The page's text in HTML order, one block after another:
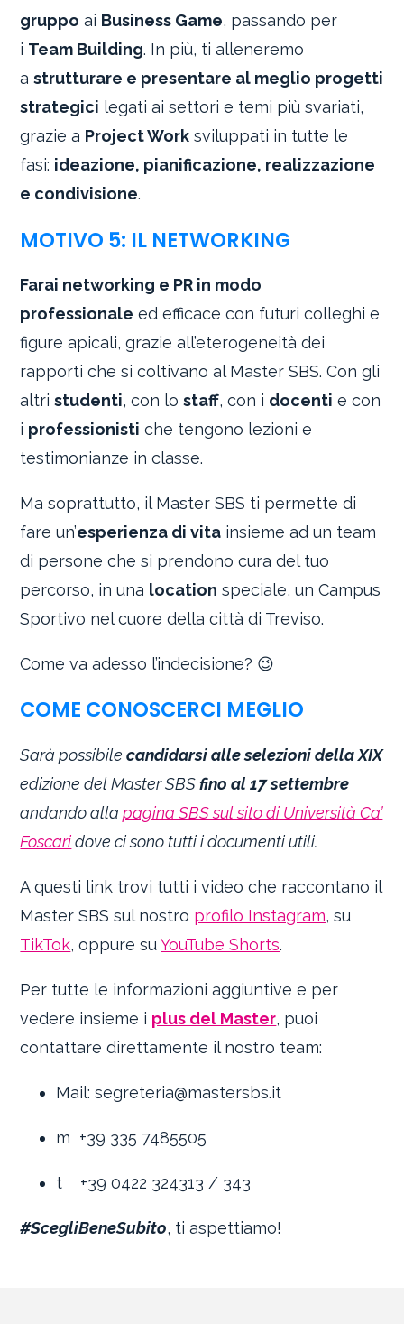
gruppo ai Business Game, passando per
i Team Building. In più, ti alleneremo
astrutturare e presentare al meglio progetti
strategici legati ai settori e temi più svariati,
grazie a Project Work sviluppati in tutte le
fasi: ideazione, pianificazione, realizzazione
e condivisione.
MOTIVO 5: IL NETWORKING
Farai networking e PR in modo
professionale ed efficace con futuri colleghi e
figure apicali, grazie all’eterogeneità dei
rapporti che si coltivano al Master SBS. Con gli
altristudenti, con lostaff, con i docenti e con
i professionisti che tengono lezioni e
testimonianze in classe.
Ma soprattutto, il Master SBS ti permette di
fare un’esperienza di vita insieme ad un team
di persone che si prendono cura del tuo
percorso, in una location speciale, un Campus
Sportivo nel cuore della città di Treviso.
Come va adesso l’indecisione? 😉
COME CONOSCERCI MEGLIO
Sarà possibilecandidarsi alle selezioni della XIX
edizione del Master SBSfino al 17 settembre
andando allapagina SBS sul sito di Università Ca’
Foscaridove ci sono tutti i documenti utili.
A questi link trovi tutti i video che raccontano il
Master SBS sul nostro profilo Instagram, su
TikTok, oppure suYouTube Shorts.
Per tutte le informazioni aggiuntive e per
vedere insieme i plus del Master, puoi
contattare direttamente il nostro team:
Mail: segreteria@mastersbs.it
m +39 335 7485505
t +39 0422 324313 / 343
#ScegliBeneSubito, ti aspettiamo!